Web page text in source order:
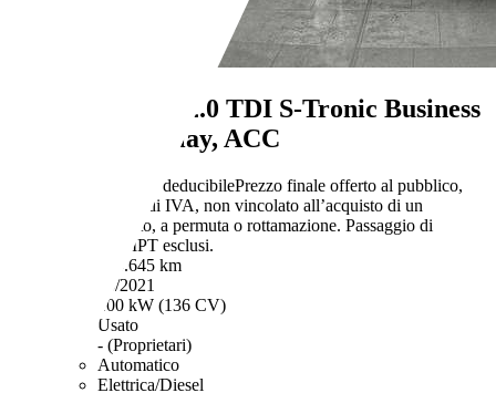
30 2.0 TDI S-Tronic Business
Navi, Carplay, ACC
IVA deducibilePrezzo finale offerto al pubblico,
comprensivo di IVA, non vincolato all’acquisto di un
finanziamento, a permuta o rottamazione. Passaggio di
proprietà e IPT esclusi.
124.645 km
03/2021
100 kW (136 CV)
Usato
- (Proprietari)
Automatico
Elettrica/Diesel